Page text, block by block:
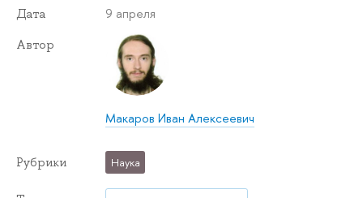
Дата 9 апреля
Автор
Макаров Иван Алексеевич
Рубрики Наука